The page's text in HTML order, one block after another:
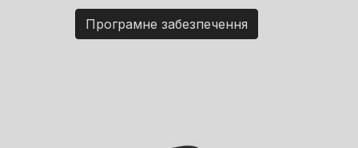
Програмне забезпечення